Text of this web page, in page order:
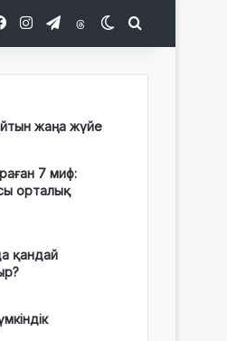
FacebookInstagram
TelegramThreadsSwitch skin
жаңа жүйе
7 миф:
орталық
қандай